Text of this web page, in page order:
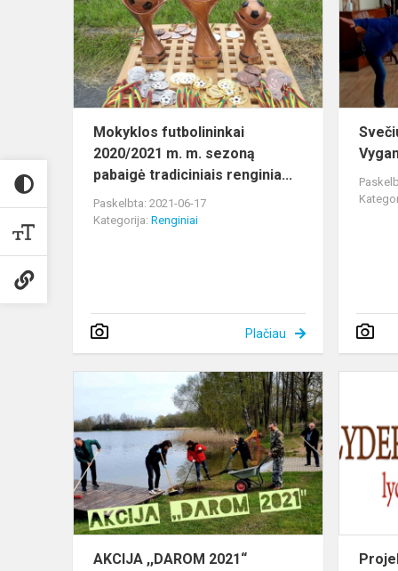
m.
m.
sezoną
pabaigė
tradi...
Mokyklos futbolininkai
2020/2021 m. m. sezoną
pabaigė tradiciniais renginia...
Paskelbta: 2021-06-17
Kategorija: Renginiai
Plačiau
AKCIJA
,,DAROM
2021“
AKCIJA ,,DAROM 2021“